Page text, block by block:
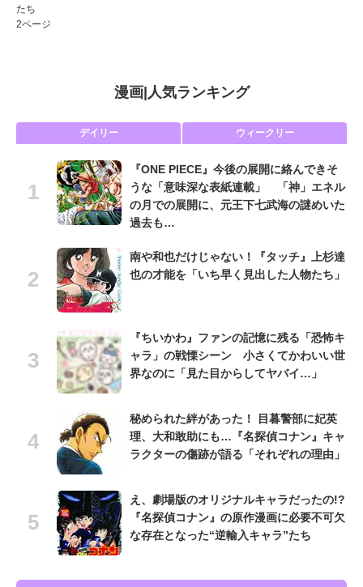
たち
2ページ
漫画| 人気ランキング
デイリー ウィークリー
『ONE PIECE』今後の展開に絡んできそ
うな「意味深な表紙連載」 「神」エネル
の月での展開に、元王下七武海の謎めいた
過去も…
南や和也だけじゃない！『タッチ』上杉達
也の才能を「いち早く見出した人物たち」
『ちいかわ』ファンの記憶に残る「恐怖キ
ャラ」の戦慄シーン 小さくてかわいい世
界なのに「見た目からしてヤバイ…」
秘められた絆があった！ 目暮警部に妃英
理、大和敢助にも…『名探偵コナン』キャ
ラクターの傷跡が語る「それぞれの理由」
え、劇場版のオリジナルキャラだったの!?
『名探偵コナン』の原作漫画に必要不可欠
な存在となった“逆輸入キャラ”たち